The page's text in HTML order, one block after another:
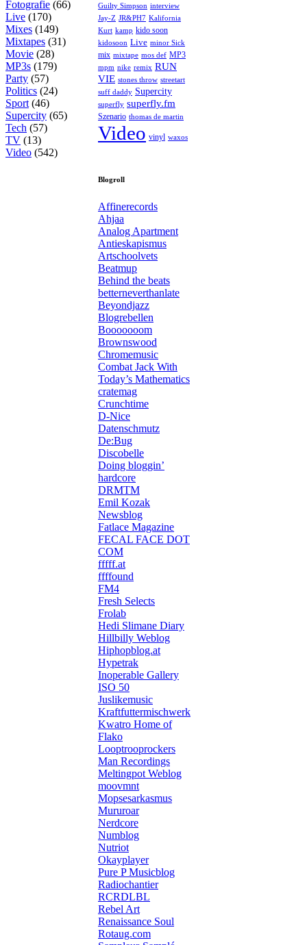
Fotografie (66)
Live (170)
Mixes (149)
Mixtapes (31)
Movie (28)
MP3s (179)
Party (57)
Politics (24)
Sport (46)
Supercity (65)
Tech (57)
TV (13)
Video (542)
Guilty Simpson interview
Jay-Z JR&PH7 Kalifornia
Kurt kamp kido soon
kidosoon Live minor Sick
mix mixtape mos def MP3
mpm nike remix RUN
VIE stones throw streetart
suff daddy Supercity
superfly superfly.fm
Szenario thomas de martin
Video vinyl waxos
Blogroll
Affinerecords
Ahjaa
Analog Apartment
Antieskapismus
Artschoolvets
Beatmup
Behind the beats
betterneverthanlate
Beyondjazz
Blogrebellen
Booooooom
Brownswood
Chromemusic
Combat Jack With
Today’s Mathematics
cratemag
Crunchtime
D-Nice
Datenschmutz
De:Bug
Discobelle
Doing bloggin’
hardcore
DRMTM
Emil Kozak
Newsblog
Fatlace Magazine
FECAL FACE DOT
COM
fffff.at
ffffound
FM4
Fresh Selects
Frolab
Hedi Slimane Diary
Hillbilly Weblog
Hiphopblog.at
Hypetrak
Inoperable Gallery
ISO 50
Juslikemusic
Kraftfuttermischwerk
Kwatro Home of
Flako
Looptrooprockers
Man Recordings
Meltingpot Weblog
moovmnt
Mopsesarkasmus
Mururoar
Nerdcore
Numblog
Nutriot
Okayplayer
Pure P Musicblog
Radiochantier
RCRDLBL
Rebel Art
Renaissance Soul
Rotaug.com